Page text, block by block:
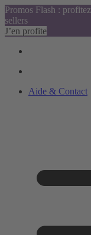
Promos Flash :
sellers
J’en profite
Aide & Contact